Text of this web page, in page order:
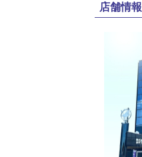
店舗情報